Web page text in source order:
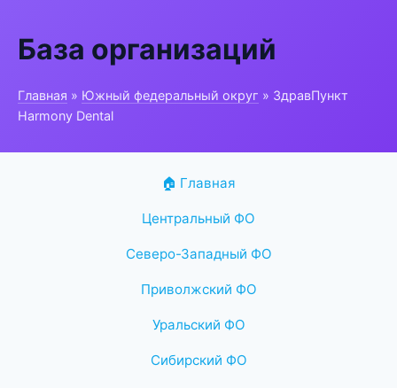
База организаций
Главная » Южный федеральный округ » ЗдравПункт
Harmony Dental
🏠 Главная
Центральный ФО
Северо-Западный ФО
Приволжский ФО
Уральский ФО
Сибирский ФО